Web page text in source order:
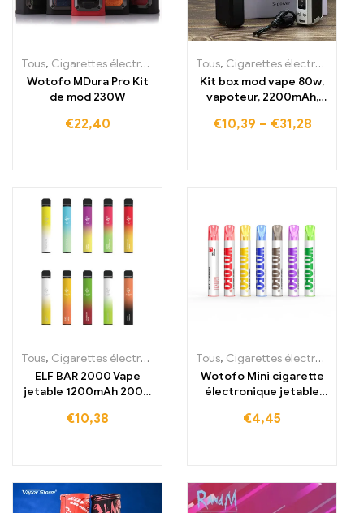
Tous, Cigarettes électroniques jetables Irlande ,Cigarettes
Wotofo MDura Pro Kit
de mod 230W
€22,40
Tous, Cigarettes électroniques jetables
Kit box mod vape 80w,
vapoteur, 2200mAh,
€10,39 – €31,28
Tous, Cigarettes électroniques jetables ,Cigarettes électroniques
ELF BAR 2000 Vape
jetable 1200mAh 2000
€10,38
Tous, Cigarettes électroniques jetables
Wotofo Mini cigarette
électronique jetable
€4,45